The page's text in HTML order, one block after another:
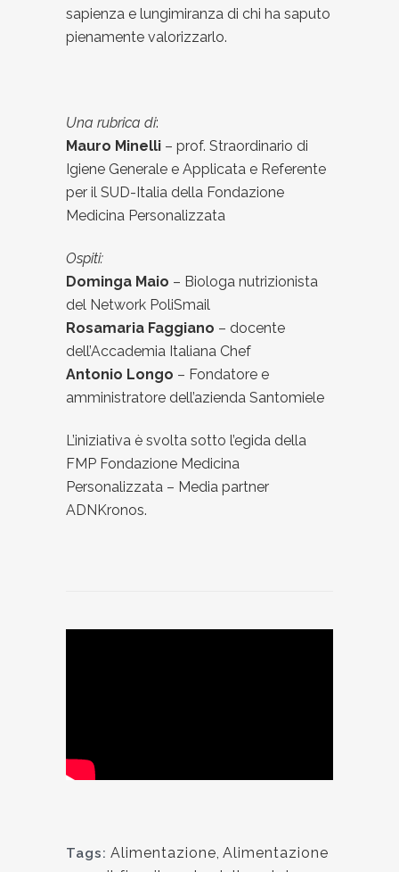
sapienza e lungimiranza di chi ha saputo
pienamente valorizzarlo.
Una rubrica di:
Mauro Minelli – prof. Straordinario di
Igiene Generale e Applicata e Referente
per il SUD-Italia della Fondazione
Medicina Personalizzata
Ospiti:
Dominga Maio – Biologa nutrizionista
del Network PoliSmail
Rosamaria Faggiano – docente
dell’Accademia Italiana Chef
Antonio Longo – Fondatore e
amministratore dell’azienda Santomiele
L’iniziativa è svolta sotto l’egida della
FMP Fondazione Medicina
Personalizzata – Media partner
ADNKronos.
Tags: Alimentazione, Alimentazione